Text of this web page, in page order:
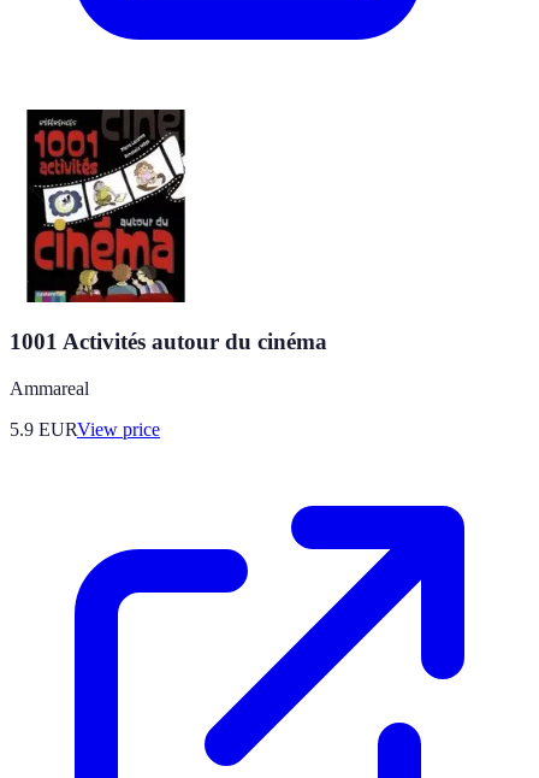
1001 Activités autour du cinéma
Ammareal
5.9 EURView price